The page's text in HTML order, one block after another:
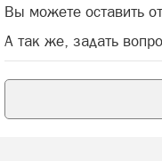
Вы можете оставить
А так же, задать